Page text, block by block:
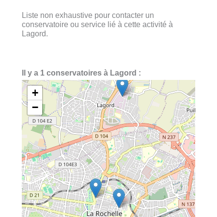
Liste non exhaustive pour contacter un
conservatoire ou service lié à cette activité à
Lagord.
Il y a 1 conservatoires à Lagord :
+
−